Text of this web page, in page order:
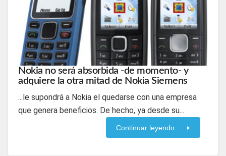
Nokia no será absorbida -de momento- y
adquiere la otra mitad de Nokia Siemens
...le supondrá a Nokia el quedarse con una empresa
que genera beneficios. De hecho, ya desde su...
Continuar leyendo